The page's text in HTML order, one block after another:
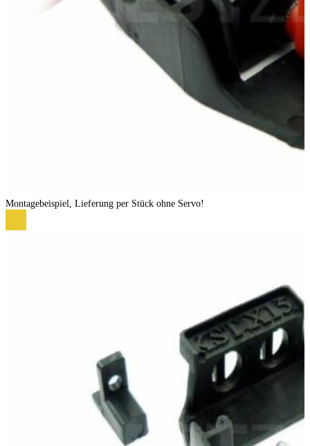
Montagebeispiel, Lieferung per Stück ohne Servo!